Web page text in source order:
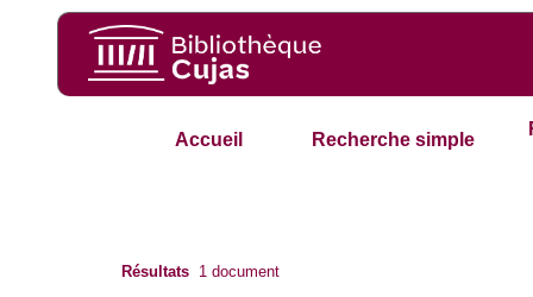
Accueil Recherche simple
Résultats 1 document